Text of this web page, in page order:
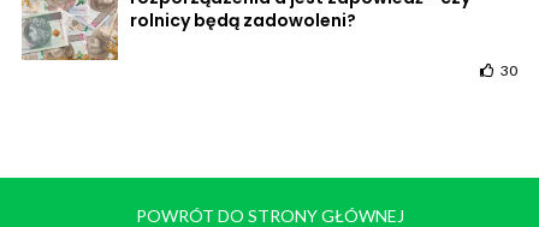
rolnicy będą zadowoleni?
30
POWRÓT DO STRONY GŁÓWNEJ